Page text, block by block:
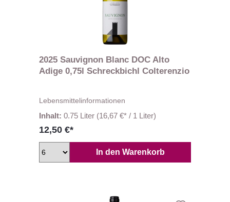
2025 Sauvignon Blanc DOC Alto
Adige 0,75l Schreckbichl Colterenzio
Lebensmittelinformationen
Inhalt: 0.75 Liter (16,67 €* / 1 Liter)
12,50 €*
In den Warenkorb